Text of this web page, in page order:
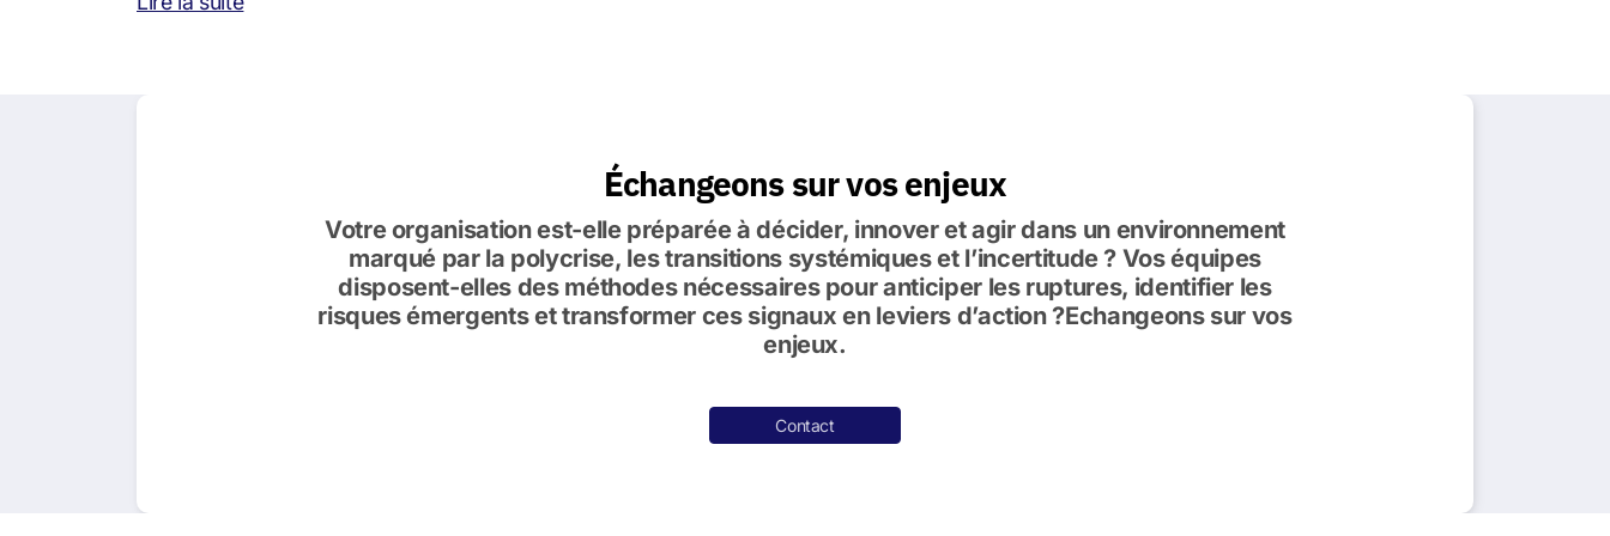
Échangeons sur vos enjeux
Votre organisation est-elle préparée à décider, innover et agir dans un environnement
marqué par la polycrise, les transitions systémiques et l’incertitude ? Vos équipes
disposent-elles des méthodes nécessaires pour anticiper les ruptures, identifier les
risques émergents et transformer ces signaux en leviers d’action ?Echangeons sur vos
enjeux.
Contact